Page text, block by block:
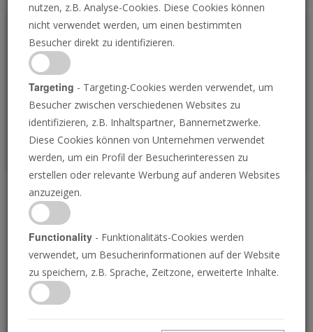
P
Eine Welt gefangen
gehalten
21.09.2023 • 23 Minuten
Die menschliche Definition von Freiheit
unterscheidet sich sehr von der Gottes. Aus
nutzen, z.B. Analyse-Cookies. Diese Cookies können
nicht verwendet werden, um einen bestimmten
Besucher direkt zu identifizieren.
Targeting - Targeting-Cookies werden verwendet, um
Besucher zwischen verschiedenen Websites zu
identifizieren, z.B. Inhaltspartner, Bannernetzwerke.
Diese Cookies können von Unternehmen verwendet
werden, um ein Profil der Besucherinteressen zu
erstellen oder relevante Werbung auf anderen Websites
anzuzeigen.
Functionality - Funktionalitäts-Cookies werden
verwendet, um Besucherinformationen auf der Website
zu speichern, z.B. Sprache, Zeitzone, erweiterte Inhalte.